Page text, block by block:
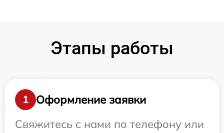
Этапы работы
1
Оформление заявки
Свяжитесь с нами по телефону или